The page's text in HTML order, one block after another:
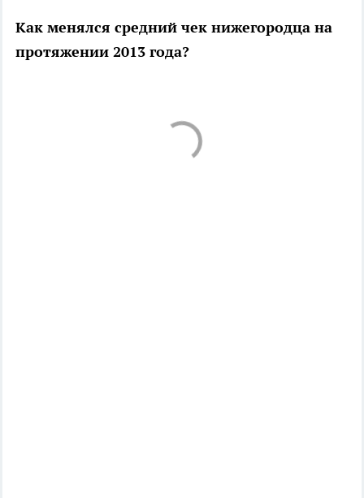
Как менялся средний чек нижегородца на
протяжении 2013 года?